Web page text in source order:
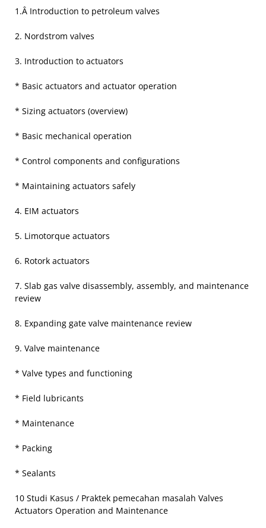
1.Â Introduction to petroleum valves
2. Nordstrom valves
3. Introduction to actuators
* Basic actuators and actuator operation
* Sizing actuators (overview)
* Basic mechanical operation
* Control components and configurations
* Maintaining actuators safely
4. EIM actuators
5. Limotorque actuators
6. Rotork actuators
7. Slab gas valve disassembly, assembly, and maintenance
review
8. Expanding gate valve maintenance review
9. Valve maintenance
* Valve types and functioning
* Field lubricants
* Maintenance
* Packing
* Sealants
10 Studi Kasus / Praktek pemecahan masalah Valves
Actuators Operation and Maintenance